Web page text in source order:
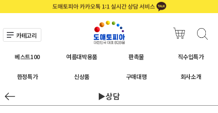
카테고리
베스트100 여름대박용품 판촉물 직수입특가
한정특가 신상품 구매대행 회사소개
▶상담